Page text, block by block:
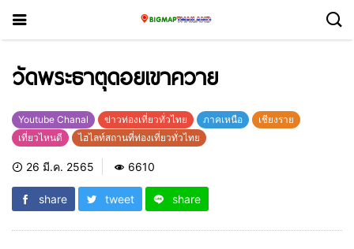
วัดพระธาตุดอยเขาควาย
Youtube Chanal ข่าวท่องเที่ยวทั่วไทย ภาคเหนือ
เชียงราย
เที่ยวไหนดี
ไฮไลท์สถานที่ท่องเที่ยวทั่วไทย
26 มี.ค. 2565 6610
share tweet share